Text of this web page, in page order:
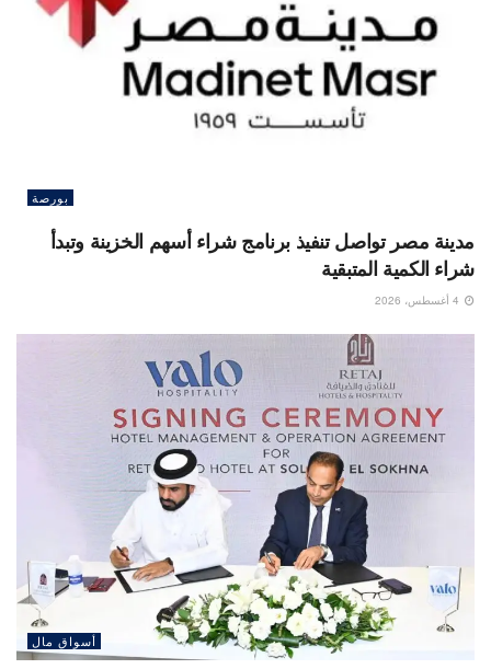
بورصة
مدينة مصر تواصل تنفيذ برنامج شراء أسهم الخزينة وتبدأ
شراء الكمية المتبقية
أسواق مال